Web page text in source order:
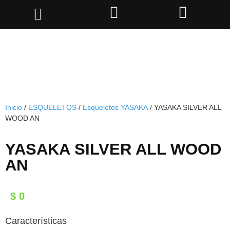
Inicio / ESQUELETOS / Esqueletos YASAKA / YASAKA SILVER ALL
WOOD AN
YASAKA SILVER ALL WOOD
AN
$ 0
Características